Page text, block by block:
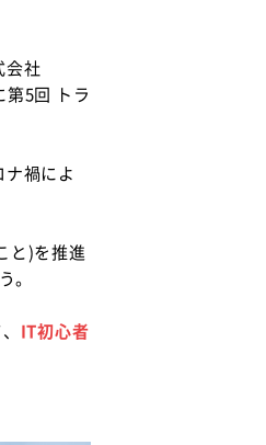
会社
5回 トラ
禍によ
と)を推進
。
IT初心者